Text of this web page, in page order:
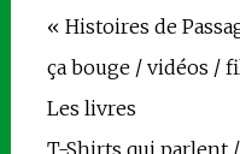
« Histoires de
ça bouge / vidéos /
Les livres